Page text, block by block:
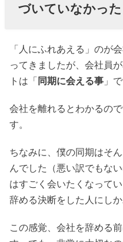
づいていなかった
「人にふれあえる」のが
ってきましたが、会社員
トは「 同期に会える事 」
会社を離れるとわかるの
す。
ちなみに、僕の同期はそ
んでした（悪い訳でもな
はすごく会いたくなって
辞める決断をした人にし
この感覚、会社を辞める